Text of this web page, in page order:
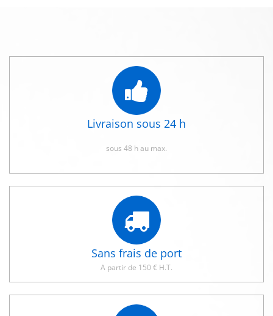
Livraison sous 24 h
sous 48 h au max.
Sans frais de port
A partir de 150 € H.T.